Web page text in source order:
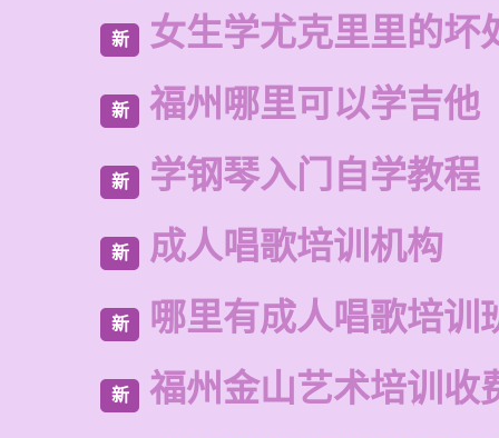
新 女生学尤克里里的坏
新 福州哪里可以学吉他
新 学钢琴入门自学教程
新 成人唱歌培训机构
新 哪里有成人唱歌培训
新 福州金山艺术培训收